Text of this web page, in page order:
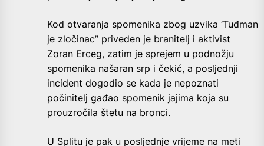
Kod otvaranja spomenika zbog uzvika ‘Tuđman
je zločinac” priveden je branitelj i aktivist
Zoran Erceg, zatim je sprejem u podnožju
spomenika našaran srp i čekić, a posljednji
incident dogodio se kada je nepoznati
počinitelj gađao spomenik jajima koja su
prouzročila štetu na bronci.
U Splitu je pak u posljednje vrijeme na meti